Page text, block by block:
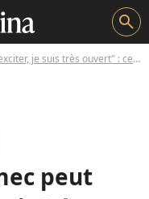
search
ouvert" : cet humoriste se met à nu comme jamais
peut